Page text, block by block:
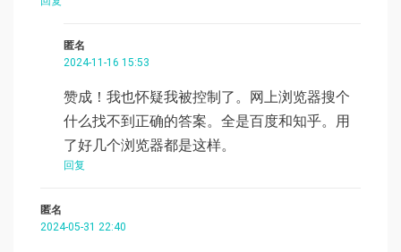
匿名
2024-11-16 15:53
赞成！我也怀疑我被控制了。网上浏览器搜个
什么找不到正确的答案。全是百度和知乎。用
了好几个浏览器都是这样。
回复
匿名
2024-05-31 22:40